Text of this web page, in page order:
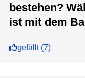
bestehen?
ist mit dem
gefällt(7)